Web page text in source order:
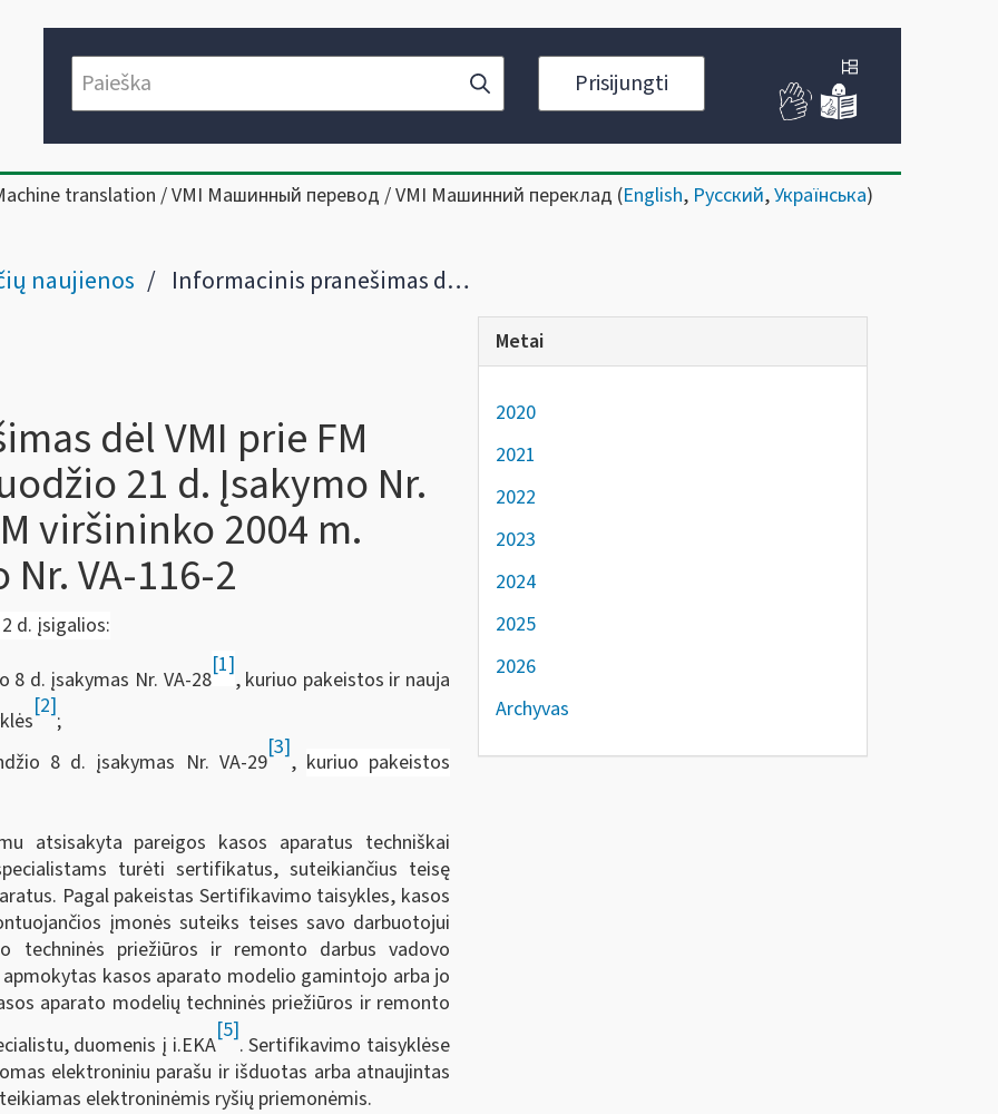
Prisijungti
translation / VMI Машинный перевод / VMI Машинний переклад (English, Русский,Українська)
naujienos Informacinis pranešimas dėl VMI prie FM viršininko 2004 m. gruodžio 21 d. Įsakymo Nr. VA-198-1 ir VMI prie FM viršininko 2004 m. birželio 10 d. įsakymo Nr. VA-116-2
dėl VMI prie FM
21 d. Įsakymo Nr.
viršininko 2004 m.
VA-116-2
d. įsigalios:
8 d. įsakymas Nr. VA-28
[1]
, kuriuo pakeistos ir nauja
[2]
;
8 d. įsakymas Nr. VA-29
[3]
, kuriuo pakeistos
atsisakyta pareigos kasos aparatus techniškai
turėti sertifikatus, suteikiančius teisę
Pagal pakeistas Sertifikavimo taisykles, kasos
įmonės suteiks teises savo darbuotojui
techninės priežiūros ir remonto darbus vadovo
kasos aparato modelio gamintojo arba jo
aparato modelių techninės priežiūros ir remonto
duomenis į i.EKA
[5]
. Sertifikavimo taisyklėse
elektroniniu parašu ir išduotas arba atnaujintas
elektroninėmis ryšių priemonėmis.
Metai
2020
2021
2022
2023
2024
2025
2026
Archyvas